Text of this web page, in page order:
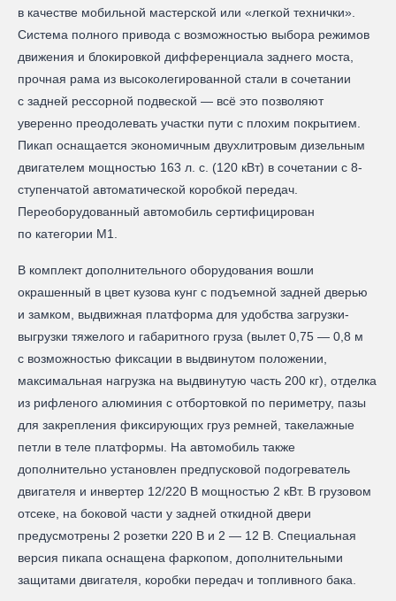
в качестве мобильной мастерской или «легкой технички».
Система полного привода с возможностью выбора режимов
движения и блокировкой дифференциала заднего моста,
прочная рама из высоколегированной стали в сочетании
с задней рессорной подвеской — всё это позволяют
уверенно преодолевать участки пути с плохим покрытием.
Пикап оснащается экономичным двухлитровым дизельным
двигателем мощностью 163 л. с. (120 кВт) в сочетании с 8-
ступенчатой автоматической коробкой передач.
Переоборудованный автомобиль сертифицирован
по категории М1.
В комплект дополнительного оборудования вошли
окрашенный в цвет кузова кунг с подъемной задней дверью
и замком, выдвижная платформа для удобства загрузки-
выгрузки тяжелого и габаритного груза (вылет 0,75 — 0,8 м
с возможностью фиксации в выдвинутом положении,
максимальная нагрузка на выдвинутую часть 200 кг), отделка
из рифленого алюминия с отбортовкой по периметру, пазы
для закрепления фиксирующих груз ремней, такелажные
петли в теле платформы. На автомобиль также
дополнительно установлен предпусковой подогреватель
двигателя и инвертер 12/220 В мощностью 2 кВт. В грузовом
отсеке, на боковой части у задней откидной двери
предусмотрены 2 розетки 220 В и 2 — 12 В. Специальная
версия пикапа оснащена фаркопом, дополнительными
защитами двигателя, коробки передач и топливного бака.